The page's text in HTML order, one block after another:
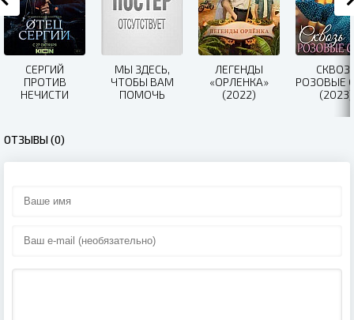
СЕРГИЙ
ПРОТИВ
НЕЧИСТИ
МЫ ЗДЕСЬ,
ЧТОБЫ ВАМ
ПОМОЧЬ
ЛЕГЕНДЫ
«ОРЛЕНКА»
(2022)
РОЗОВЫЕ
(2023)
ОТЗЫВЫ (0)